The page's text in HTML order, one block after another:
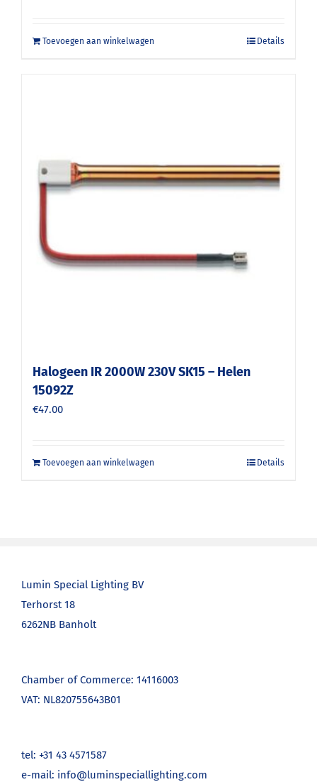
Toevoegen aan winkelwagen Details
Halogeen IR 2000W 230V SK15 – Helen
15092Z
€47.00
Toevoegen aan winkelwagen Details
Lumin Special Lighting BV
Terhorst 18
6262NB Banholt
Chamber of Commerce: 14116003
VAT: NL820755643B01
tel: +31 43 4571587
e-mail: info@luminspeciallighting.com